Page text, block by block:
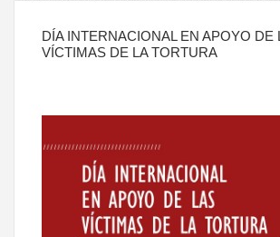
DÍA INTERNACIONAL EN APOYO DE
VÍCTIMAS DE LA TORTURA